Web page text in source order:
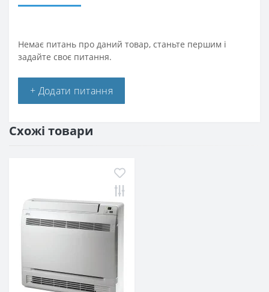
Немає питань про даний товар, станьте першим і
задайте своє питання.
+ Додати питання
Схожі товари